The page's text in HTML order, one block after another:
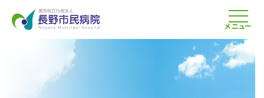
メニュー